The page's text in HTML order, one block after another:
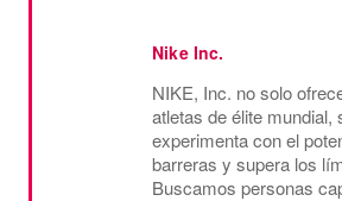
Nike Inc.
NIKE, Inc. no solo
atletas de élite mundial,
experimenta con el
barreras y supera los
Buscamos personas